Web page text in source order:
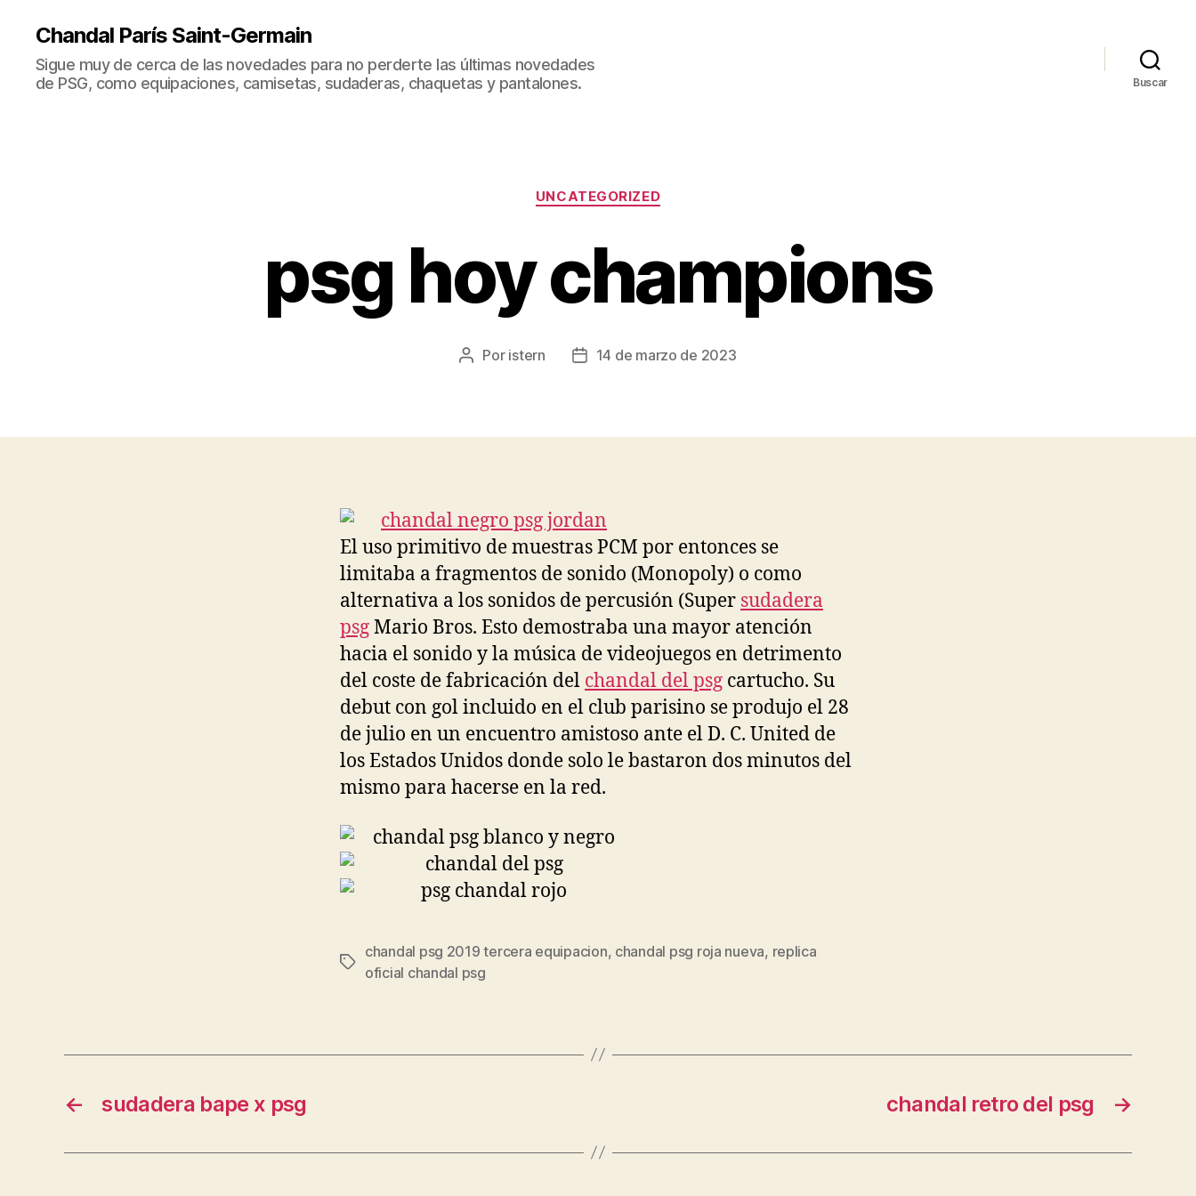
Chandal París Saint-Germain
Sigue muy de cerca de las novedades para no perderte las últimas novedades
de PSG, como equipaciones, camisetas, sudaderas, chaquetas y pantalones.
Buscar
Categorías
UNCATEGORIZED
psg hoy champions
Autor
Por istern
Fecha14 de marzo de 2023
El uso primitivo de muestras PCM por entonces se
limitaba a fragmentos de sonido (Monopoly) o como
alternativa a los sonidos de percusión (Super sudadera
psgMario Bros. Esto demostraba una mayor atención
hacia el sonido y la música de videojuegos en detrimento
del coste de fabricación del chandal del psg cartucho. Su
debut con gol incluido en el club parisino se produjo el 28
de julio en un encuentro amistoso ante el D. C. United de
los Estados Unidos donde solo le bastaron dos minutos del
mismo para hacerse en la red.
Etiquetas
chandal psg 2019 tercera equipacion, chandal psg roja nueva, replica
oficial chandal psg
← sudadera bape x psg →
chandal retro del psg